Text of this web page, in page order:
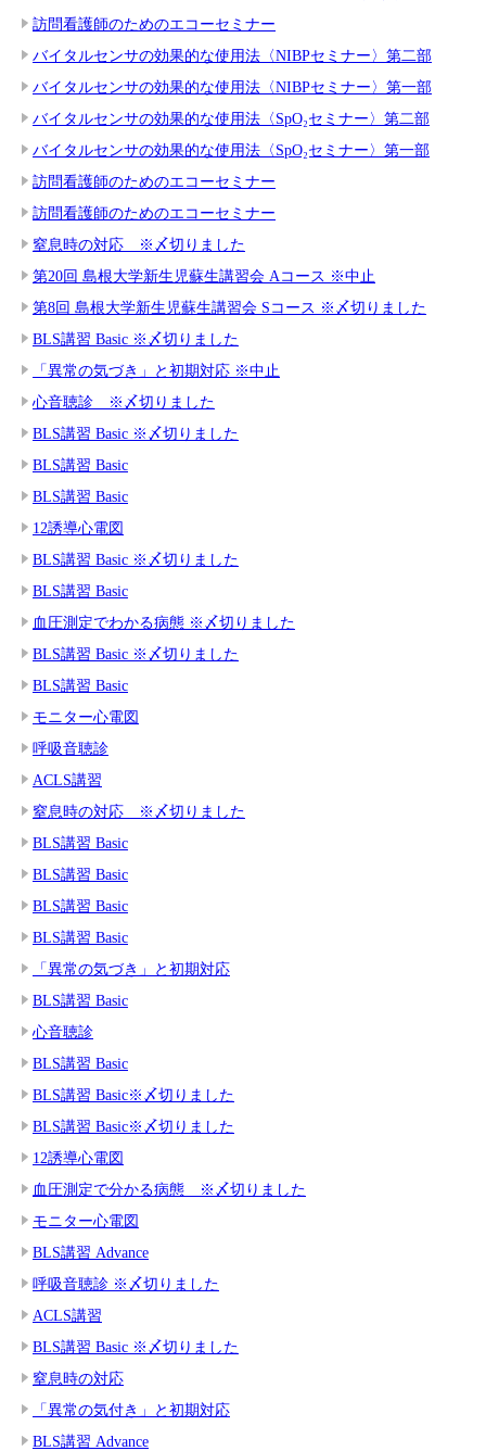
訪問看護師のためのエコーセミナー
バイタルセンサの効果的な使用法〈NIBPセミナー〉第二部
バイタルセンサの効果的な使用法〈NIBPセミナー〉第一部
バイタルセンサの効果的な使用法〈SpO₂セミナー〉第二部
バイタルセンサの効果的な使用法〈SpO₂セミナー〉第一部
訪問看護師のためのエコーセミナー
訪問看護師のためのエコーセミナー
窒息時の対応 ※〆切りました
第20回 島根大学新生児蘇生講習会 Aコース ※中止
第8回 島根大学新生児蘇生講習会 Sコース ※〆切りました
BLS講習 Basic ※〆切りました
「異常の気づき」と初期対応 ※中止
心音聴診 ※〆切りました
BLS講習 Basic ※〆切りました
BLS講習 Basic
BLS講習 Basic
12誘導心電図
BLS講習 Basic ※〆切りました
BLS講習 Basic
血圧測定でわかる病態 ※〆切りました
BLS講習 Basic ※〆切りました
BLS講習 Basic
モニター心電図
呼吸音聴診
ACLS講習
窒息時の対応 ※〆切りました
BLS講習 Basic
BLS講習 Basic
BLS講習 Basic
BLS講習 Basic
「異常の気づき」と初期対応
BLS講習 Basic
心音聴診
BLS講習 Basic
BLS講習 Basic※〆切りました
BLS講習 Basic※〆切りました
12誘導心電図
血圧測定で分かる病態 ※〆切りました
モニター心電図
BLS講習 Advance
呼吸音聴診 ※〆切りました
ACLS講習
BLS講習 Basic ※〆切りました
窒息時の対応
「異常の気付き」と初期対応
BLS講習 Advance